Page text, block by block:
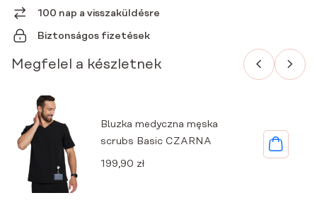
100 nap a visszaküldésre
Biztonságos fizetések
Megfelel a készletnek
Bluzka medyczna męska
scrubs Basic CZARNA
199,90 zł